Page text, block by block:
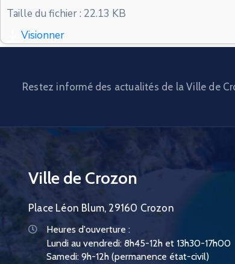
Taille du fichier : 22.13 KB
Visionner
Restez informé des actualités de la Ville de
Ville de Crozon
Place Léon Blum, 29160 Crozon
Heures d'ouverture :
Lundi au vendredi: 8h45-12h et 13h30-17h00
Samedi: 9h-12h (permanence état-civil)